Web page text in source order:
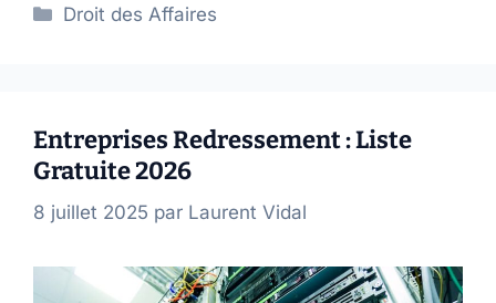
Catégories
Droit des Affaires
Entreprises Redressement : Liste
Gratuite 2026
8 juillet 2025 par Laurent Vidal